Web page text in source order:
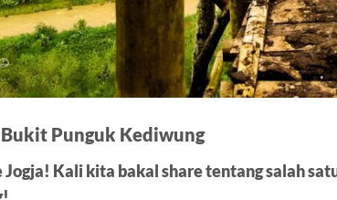
Punguk Kediwung
Jogja! Kali kita bakal share tentang salah